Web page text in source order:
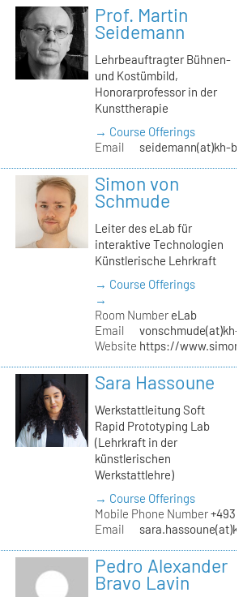
Prof. Martin
Seidemann
Lehrbeauftragter Bühnen-
und Kostümbild,
Honorarprofessor in der
Kunsttherapie
→ Course Offerings
Email
seidemann(at)kh-
Simon von
Schmude
Leiter des eLab für
interaktive Technologien
Künstlerische Lehrkraft
→ Course Offerings
→
Room NumbereLab
Email
Website https://
Sara Hassoune
Werkstattleitung Soft
Rapid Prototyping Lab
(Lehrkraft in der
künstlerischen
Werkstattlehre)
→ Course Offerings
Mobile Phone Number
Email
Pedro Alexander
Bravo Lavin